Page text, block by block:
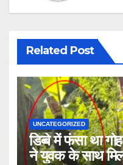
Related Post
UNCATEGORIZED
डिब्बे में फंसा था
ने युवक के साथ